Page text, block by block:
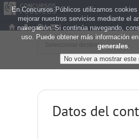
Datos del
En Concursos Públicos utilizamos
mejorar nuestros servicios mediante el
navegación. Si continúa navegando,
uso. Puede obtener más información
generales.